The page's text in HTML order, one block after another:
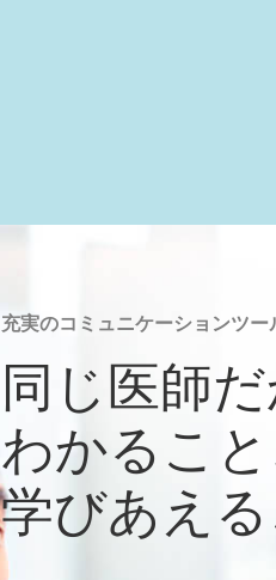
充実のコミュニケーションツー
同じ医師
わかること
学びあえる